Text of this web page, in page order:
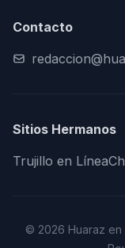
Contacto
Sitios Hermanos
Trujillo en Línea
© 2026 Huaraz en